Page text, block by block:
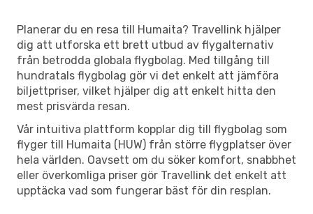
Planerar du en resa till Humaita? Travellink hjälper
dig att utforska ett brett utbud av flygalternativ
från betrodda globala flygbolag. Med tillgång till
hundratals flygbolag gör vi det enkelt att jämföra
biljettpriser, vilket hjälper dig att enkelt hitta den
mest prisvärda resan.
Vår intuitiva plattform kopplar dig till flygbolag som
flyger till Humaita (HUW) från större flygplatser över
hela världen. Oavsett om du söker komfort, snabbhet
eller överkomliga priser gör Travellink det enkelt att
upptäcka vad som fungerar bäst för din resplan.